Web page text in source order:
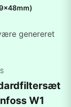
genereret
W1